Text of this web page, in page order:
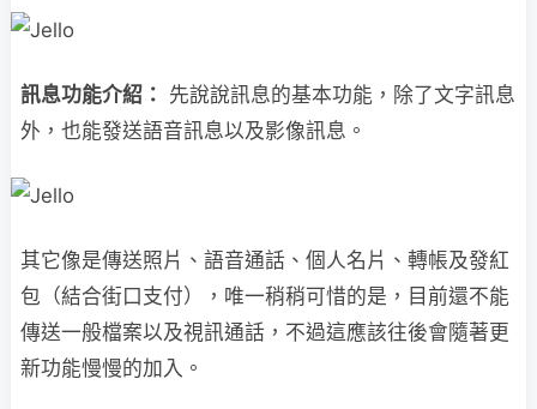
訊息功能介紹： 先說說訊息的基本功能，除了文字訊息
外，也能發送語音訊息以及影像訊息。
其它像是傳送照片、語音通話、個人名片、轉帳及發紅
包（結合街口支付），唯一稍稍可惜的是，目前還不能
傳送一般檔案以及視訊通話，不過這應該往後會隨著更
新功能慢慢的加入。